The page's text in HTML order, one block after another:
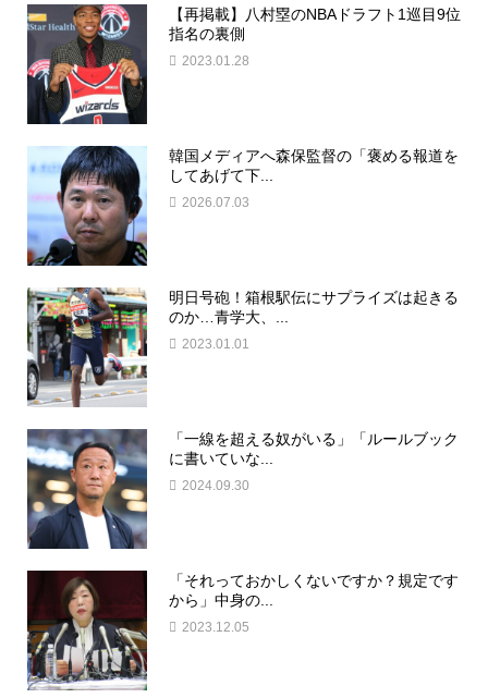
【再掲載】八村塁のNBAドラフト1巡目9位
指名の裏側
2023.01.28
韓国メディアへ森保監督の「褒める報道を
してあげて下...
2026.07.03
明日号砲！箱根駅伝にサプライズは起きる
のか…青学大、...
2023.01.01
「一線を超える奴がいる」「ルールブック
に書いていな...
2024.09.30
「それっておかしくないですか？規定です
から」中身の...
2023.12.05